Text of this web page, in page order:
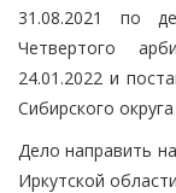
31.08.2021 по
Четвертого
24.01.2022 и
Сибирского
Дело направить
Иркутской